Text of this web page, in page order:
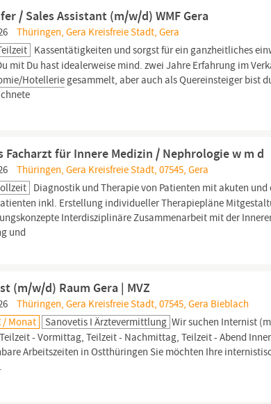
/ Sales Assistant (m/w/d) WMF Gera
Thüringen, Gera Kreisfreie Stadt, Gera
Kassentätigkeiten und sorgst für ein ganzheitliches
mit Du hast idealerweise mind. zwei Jahre Erfahrung im
Hotelleriegesammelt, aber auch als Quereinsteiger bist
Facharzt für Innere Medizin / Nephrologie w m d
Thüringen, Gera Kreisfreie Stadt, 07545, Gera
Diagnostik und Therapie von Patienten mit akuten
inkl. Erstellung individueller Therapiepläne
Interdisziplinäre Zusammenarbeit mit der
und
(m/w/d) Raum Gera | MVZ
Thüringen, Gera Kreisfreie Stadt, 07545, Gera Bieblach
/ Monat
Sanovetis I Ärztevermittlung Wir suchen Internist
- Vormittag, Teilzeit - Nachmittag, Teilzeit - Abend
Arbeitszeiten in Ostthüringen Sie möchten Ihre